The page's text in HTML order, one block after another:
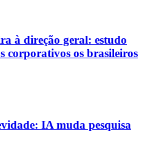
à direção geral: estudo
corporativos os brasileiros
IA muda pesquisa